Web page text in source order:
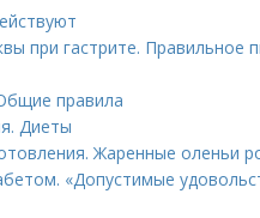
при гастрите. Правильное
правила
Диеты
Жаренные оленьи
«Допустимые